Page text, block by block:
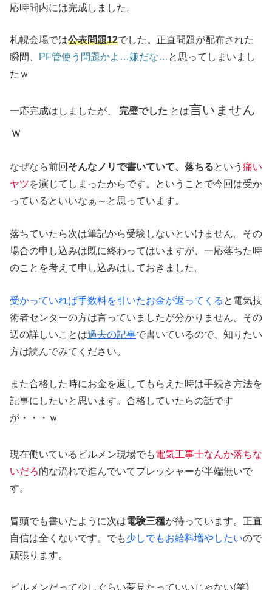
応時間内には完成しました。
札幌会場では公表問題12でした。正直問題が配布された
瞬間、
PF管使う問題かよ…嫌だな… と思ってしまいまし
たｗ
一応完成はしましたが、 完璧でした とは言いません
ｗ
なぜなら前回 そんなノリで書いていて、落ちるという 痛い
ヤツを演じてしまったからです。ということで今回は受か
っているといいなぁ～と思っています。
落ちていたら次は筆記から受験しないといけません。その
場合の申し込みは既に終わってはいますが、一応落ちた時
のことを考えて申し込みはしておきました。
受かっていれば手数料を引いたお金が返ってくる と電気技
術者センターの方は言っていましたが分かりません。その
辺の詳しいことは過去の記事で書いているので、知りたい
方は読んでみてください。
また合格した時にお金を返してもらえた時は手続き方法を
記事にしたいと思います。合格していたらの話です
が・・・ｗ
現在働いているビルメン現場でも電気工事士なんか落ちな
いだろ的な流れで進んでいてプレッシャーが半端無いで
す。
冒頭でも書いたように次は電験三種が待っています。正直
自信は全くないです。でも少しでもお給料増やしたいので
頑張ります。
ビルメンだって少しぐらい夢見たっていいじゃない(笑)